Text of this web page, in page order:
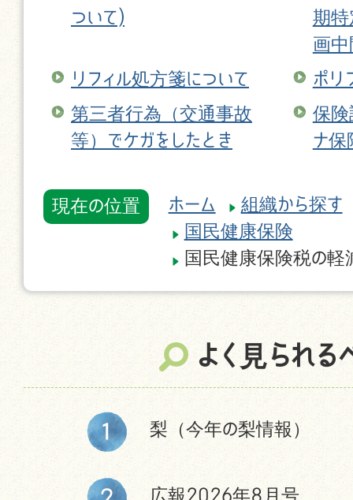
ついて)
期特
画
リフィル処方箋について
ポリ
第三者行為（交通事故
等）でケガをしたとき
保険
ナ保
現在の位置 ホーム
組織から探す
国民健康保険
国民健康保険税の軽
よく見られる
梨（今年の梨情報）
広報2026年8月号